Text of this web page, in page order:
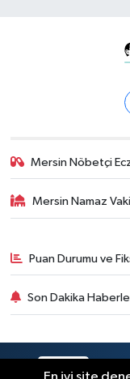
Mersin Nöbetçi
Mersin Namaz
Puan Durumu ve
Son Dakika
RSS